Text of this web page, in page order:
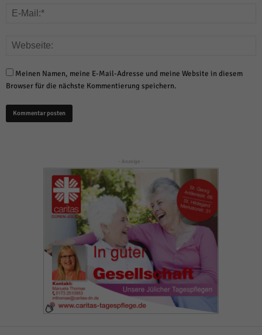
Meinen Namen, meine E-Mail-Adresse und meine Website in diesem
Browser für die nächste Kommentierung speichern.
- Anzeige -